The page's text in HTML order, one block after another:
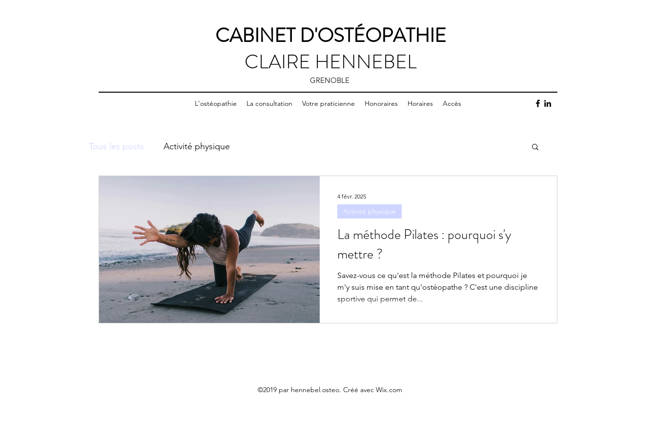
CABINET D'OSTÉOPATHIE
CLAIRE HENNEBEL
GRENOBLE
L'ostéopathie La consultation Votre praticienne Honoraires Horaires Accès
Tous les posts Activité physique
La méthode Pilates : pourquoi s'y
mettre ?
Savez-vous ce qu'est la méthode Pilates et pourquoi je
m'y suis mise en tant qu'ostéopathe ? C'est une discipline
sportive qui permet de...
Activité physique
4 févr. 2025
©2019 par hennebel.osteo. Créé avec Wix.com